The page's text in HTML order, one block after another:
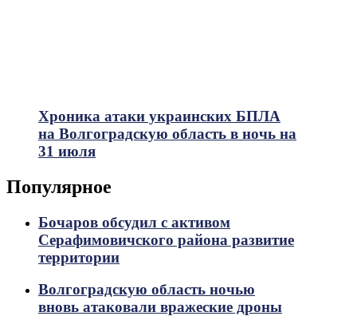
Хроника атаки украинских БПЛА
на Волгоградскую область в ночь на
31 июля
Популярное
Бочаров обсудил с активом
Серафимовичского района развитие
территории
Волгоградскую область ночью
вновь атаковали вражеские дроны